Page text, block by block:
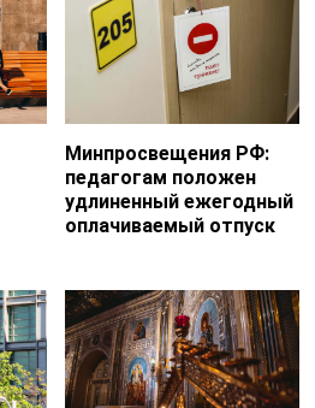
Минпросвещения РФ:
педагогам положен
удлиненный ежегодный
оплачиваемый отпуск